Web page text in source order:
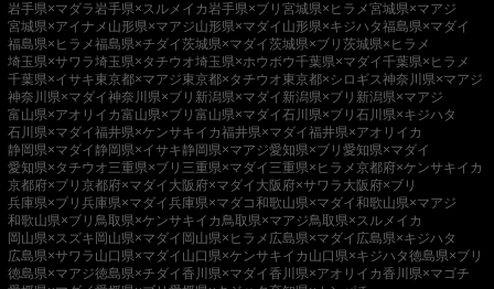
岩手県×マダラ岩手県×スルメイカ岩手県×ブリ 宮城県×ヒラメ宮城県×マアジ
宮城県×アイナメ 山形県×マアジ山形県×マダイ 山形県×キジハタ福島県×マダイ
福島県×ヒラメ福島県×チダイ茨城県×マダイ茨城県×ブリ 茨城県×ヒラメ
埼玉県×サワラ埼玉県×タチウオ埼玉県×ホウボウ千葉県×マダイ千葉県×ヒラメ
千葉県×イサキ東京都×マアジ東京都×タチウオ東京都×シロギス神奈川県×マアジ
神奈川県×マダイ神奈川県×ブリ 新潟県×マダイ 新潟県×ブリ 新潟県×マアジ
富山県×アオリイカ富山県×ブリ 富山県×マダイ石川県×ブリ 石川県×キジハタ
石川県×マダイ福井県×ケンサキイカ福井県×マダイ福井県×アオリイカ
静岡県×マダイ 静岡県×イサキ静岡県×マアジ愛知県×ブリ 愛知県×マダイ
愛知県×タチウオ三重県×ブリ 三重県×マダイ 三重県×ヒラメ京都府×ケンサキイカ
京都府×ブリ 京都府×マダイ 大阪府×マダイ 大阪府×サワラ 大阪府×ブリ
兵庫県×ブリ 兵庫県×マダイ兵庫県×マダコ和歌山県×マダイ和歌山県×マアジ
和歌山県×ブリ 鳥取県×ケンサキイカ鳥取県×マアジ鳥取県×スルメイカ
岡山県×スズキ 岡山県×マダイ 岡山県×ヒラメ 広島県×マダイ 広島県×キジハタ
広島県×サワラ 山口県×マダイ 山口県×ケンサキイカ 山口県×キジハタ徳島県×ブリ
徳島県×マアジ徳島県×チダイ香川県×マダイ香川県×アオリイカ香川県×マゴチ